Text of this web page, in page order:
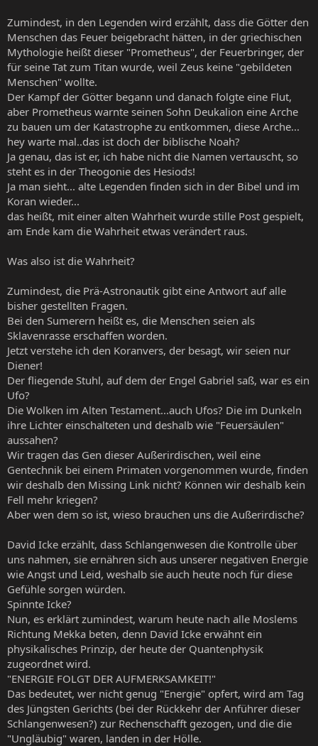
Zumindest, in den Legenden wird erzählt, dass die Götter den
Menschen das Feuer beigebracht hätten, in der griechischen
Mythologie heißt dieser "Prometheus", der Feuerbringer, der
für seine Tat zum Titan wurde, weil Zeus keine "gebildeten
Menschen" wollte.
Der Kampf der Götter begann und danach folgte eine Flut,
aber Prometheus warnte seinen Sohn Deukalion eine Arche
zu bauen um der Katastrophe zu entkommen, diese Arche...
hey warte mal..das ist doch der biblische Noah?
Ja genau, das ist er, ich habe nicht die Namen vertauscht, so
steht es in der Theogonie des Hesiods!
Ja man sieht... alte Legenden finden sich in der Bibel und im
Koran wieder...
das heißt, mit einer alten Wahrheit wurde stille Post gespielt,
am Ende kam die Wahrheit etwas verändert raus.
Was also ist die Wahrheit?
Zumindest, die Prä-Astronautik gibt eine Antwort auf alle
bisher gestellten Fragen.
Bei den Sumerern heißt es, die Menschen seien als
Sklavenrasse erschaffen worden.
Jetzt verstehe ich den Koranvers, der besagt, wir seien nur
Diener!
Der fliegende Stuhl, auf dem der Engel Gabriel saß, war es ein
Ufo?
Die Wolken im Alten Testament...auch Ufos? Die im Dunkeln
ihre Lichter einschalteten und deshalb wie "Feuersäulen"
aussahen?
Wir tragen das Gen dieser Außerirdischen, weil eine
Gentechnik bei einem Primaten vorgenommen wurde, finden
wir deshalb den Missing Link nicht? Können wir deshalb kein
Fell mehr kriegen?
Aber wen dem so ist, wieso brauchen uns die Außerirdische?
David Icke erzählt, dass Schlangenwesen die Kontrolle über
uns nahmen, sie ernähren sich aus unserer negativen Energie
wie Angst und Leid, weshalb sie auch heute noch für diese
Gefühle sorgen würden.
Spinnte Icke?
Nun, es erklärt zumindest, warum heute nach alle Moslems
Richtung Mekka beten, denn David Icke erwähnt ein
physikalisches Prinzip, der heute der Quantenphysik
zugeordnet wird.
"ENERGIE FOLGT DER AUFMERKSAMKEIT!"
Das bedeutet, wer nicht genug "Energie" opfert, wird am Tag
des Jüngsten Gerichts (bei der Rückkehr der Anführer dieser
Schlangenwesen?) zur Rechenschafft gezogen, und die die
"Ungläubig" waren, landen in der Hölle.